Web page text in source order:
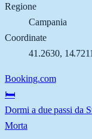
Regione
Campania
Coordinate
41.2630, 14.7211
Booking.com
🛏️
Dormi a due passi da
Morta